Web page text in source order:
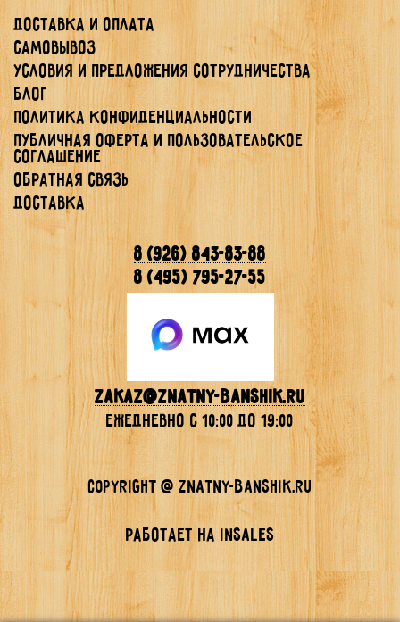
Доставка и оплата
Самовывоз
Условия и предложения сотрудничества
Блог
Политика конфиденциальности
Публичная Оферта и Пользовательское
Соглашение
Обратная связь
Доставка
8 (926) 843-83-88
8 (495) 795-27-55
Zakaz@znatny-banshik.ru
ежедневно с 10:00 до 19:00
Copyright @ znatny-banshik.ru
Работает на InSales